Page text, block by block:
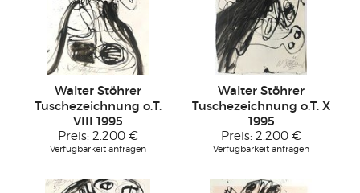
Walter Stöhrer
Tuschezeichnung o.T.
VIII 1995
Preis: 2.200 €
Verfügbarkeit anfragen
Walter Stöhrer
Tuschezeichnung o.T. X
1995
Preis: 2.200 €
Verfügbarkeit anfragen